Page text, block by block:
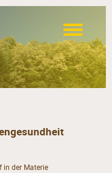
in der Materie